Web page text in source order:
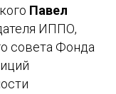
Павел
ИППО,
совета Фонда